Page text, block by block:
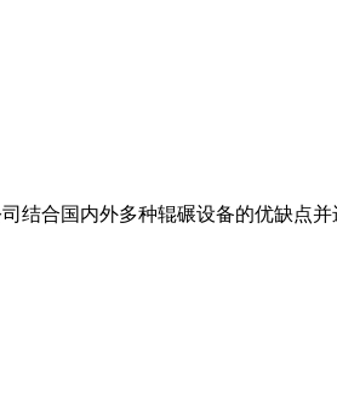
结合国内外多种辊碾设备的优缺点